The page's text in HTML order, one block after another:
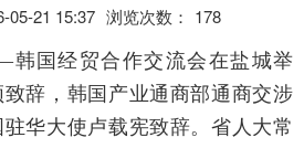
05-21 15:37 浏览次数： 178
韩国经贸合作交流会在盐城举
辞，韩国产业通商部通商交涉
华大使卢载宪致辞。省人大常